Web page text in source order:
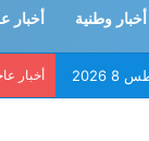
أخبار وطنية أخبار
أخبار